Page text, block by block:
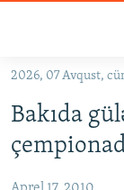
Əsas
qayıt
Əsas
naviqasiyaya
qayıt
2026, 07 Avqust,
Bakıda